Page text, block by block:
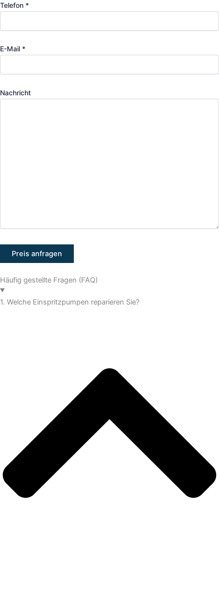
Telefon *
E-Mail *
Nachricht
Häufig gestellte Fragen (FAQ)
1. Welche Einspritzpumpen reparieren Sie?